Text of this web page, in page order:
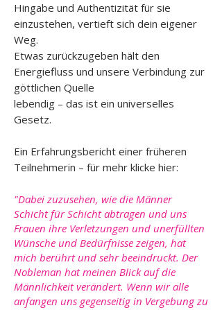
Hingabe und Authentizität für sie
einzustehen, vertieft sich dein eigener
Weg.
Etwas zurückzugeben hält den
Energiefluss und unsere Verbindung zur
göttlichen Quelle
lebendig – das ist ein universelles
Gesetz.
Ein Erfahrungsbericht einer früheren
Teilnehmerin – für mehr klicke hier:
"Dabei zuzusehen, wie die Männer
Schicht für Schicht abtragen und uns
Frauen ihre Verletzungen und unerfüllten
Wünsche und Bedürfnisse zeigen, hat
mich berührt und sehr beeindruckt. Der
Nobleman hat meinen Blick auf die
Männlichkeit verändert. Wenn wir alle
anfangen uns gegenseitig in Vergebung zu